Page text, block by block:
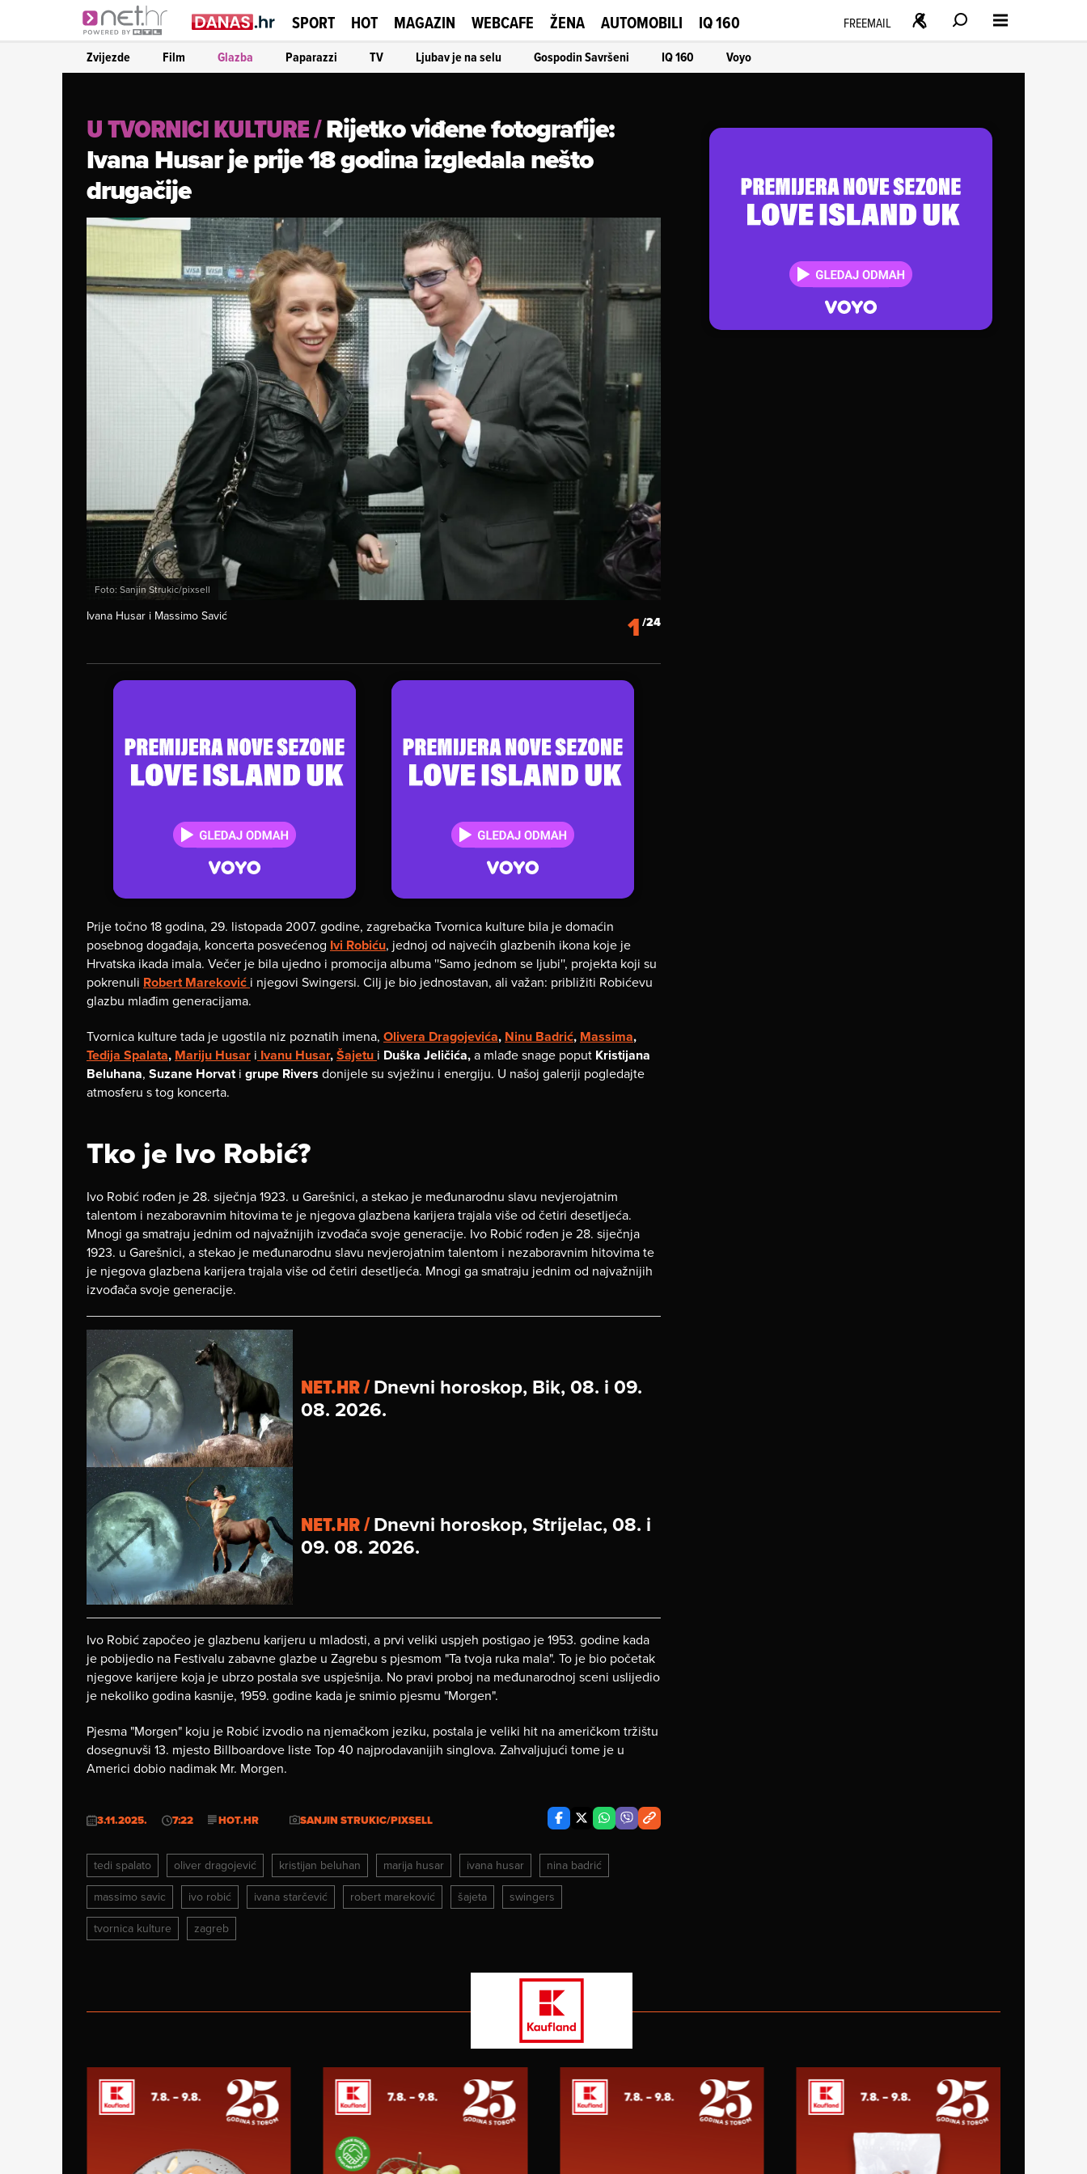
SPORT HOT MAGAZIN WEBCAFE ŽENA AUTOMOBILI IQ 160 FREEMAIL
Zvijezde Film Glazba Paparazzi TV Ljubav je na selu Gospodin Savršeni IQ 160 Voyo
U TVORNICI KULTURE/Rijetko viđene fotografije:
Ivana Husar je prije 18 godina izgledala nešto
drugačije
Foto: Sanjin Strukic/pixsell
Ivana Husar i Massimo Savić 1/24
Prije točno 18 godina, 29. listopada 2007. godine, zagrebačka Tvornica kulture bila je domaćin
posebnog događaja, koncerta posvećenog Ivi Robiću, jednoj od najvećih glazbenih ikona koje je
Hrvatska ikada imala. Večer je bila ujedno i promocija albuma ''Samo jednom se ljubi'', projekta koji su
pokrenuli Robert Mareković i njegovi Swingersi. Cilj je bio jednostavan, ali važan: približiti Robićevu
glazbu mlađim generacijama.
Tvornica kulture tada je ugostila niz poznatih imena, Olivera Dragojevića, Ninu Badrić, Massima,
Tedija Spalata, Mariju Husar i Ivanu Husar,Šajetu i Duška Jeličića,a mlađe snage poput Kristijana
Beluhana, Suzane Horvati grupe Rivers donijele su svježinu i energiju. U našoj galeriji pogledajte
atmosferu s tog koncerta.
Tko je Ivo Robić?
Ivo Robić rođen je 28. siječnja 1923. u Garešnici, a stekao je međunarodnu slavu nevjerojatnim
talentom i nezaboravnim hitovima te je njegova glazbena karijera trajala više od četiri desetljeća.
Mnogi ga smatraju jednim od najvažnijih izvođača svoje generacije. Ivo Robić rođen je 28. siječnja
1923. u Garešnici, a stekao je međunarodnu slavu nevjerojatnim talentom i nezaboravnim hitovima te
je njegova glazbena karijera trajala više od četiri desetljeća. Mnogi ga smatraju jednim od najvažnijih
izvođača svoje generacije.
NET.HR /Dnevni horoskop, Bik, 08. i 09.
08. 2026.
NET.HR /Dnevni horoskop, Strijelac, 08. i
09. 08. 2026.
Ivo Robić započeo je glazbenu karijeru u mladosti, a prvi veliki uspjeh postigao je 1953. godine kada
je pobijedio na Festivalu zabavne glazbe u Zagrebu s pjesmom "Ta tvoja ruka mala". To je bio početak
njegove karijere koja je ubrzo postala sve uspješnija. No pravi proboj na međunarodnoj sceni uslijedio
je nekoliko godina kasnije, 1959. godine kada je snimio pjesmu "Morgen".
Pjesma "Morgen" koju je Robić izvodio na njemačkom jeziku, postala je veliki hit na američkom tržištu
dosegnuvši 13. mjesto Billboardove liste Top 40 najprodavanijih singlova. Zahvaljujući tome je u
Americi dobio nadimak Mr. Morgen.
3.11.2025. 7:22 HOT.HR SANJIN STRUKIC/PIXSELL
tedi spalato oliver dragojević kristijan beluhan marija husar ivana husar
nina badrić
massimo savic
ivo robić ivana starčević robert mareković šajeta
swingers
tvornica kulture
zagreb